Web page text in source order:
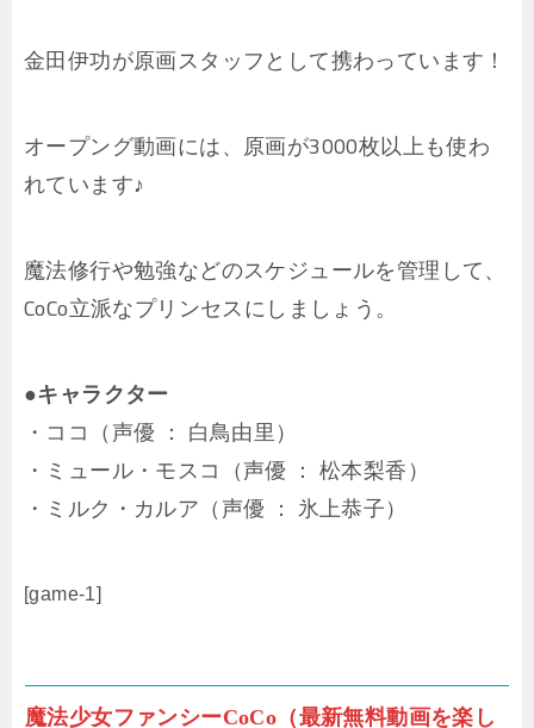
金田伊功が原画スタッフとして携わっています！
オープング動画には、原画が3000枚以上も使わ
れています♪
魔法修行や勉強などのスケジュールを管理して、
CoCo立派なプリンセスにしましょう。
●キャラクター
・ココ（声優 ： 白鳥由里）
・ミュール・モスコ（声優 ： 松本梨香）
・ミルク・カルア（声優 ： 氷上恭子）
[game-1]
魔法少女ファンシーCoCo（最新無料動画を楽し